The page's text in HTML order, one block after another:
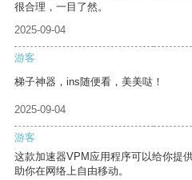
很合理，一目了然。
2025-09-04
游客
梯子神器，ins随便看，美美哒！
2025-09-04
游客
这款加速器VPM应用程序可以给你提
助你在网络上自由移动。